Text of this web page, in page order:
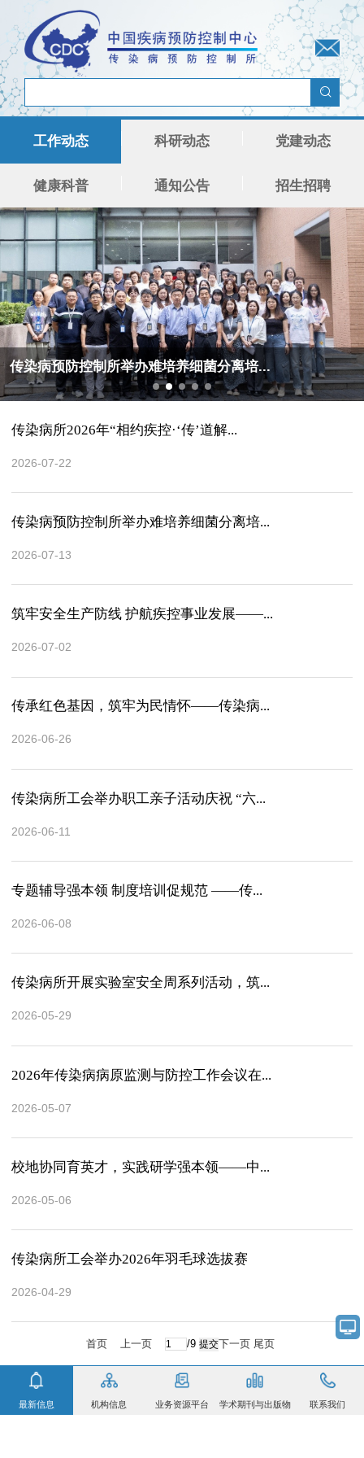
工作动态 科研动态 党建动态
健康科普 通知公告 招生招聘
传染病预防控制所举办难培养细菌分离培...
传染病所2026年“相约疾控·‘传’道解...
2026-07-22
传染病预防控制所举办难培养细菌分离培...
2026-07-13
筑牢安全生产防线 护航疾控事业发展——...
2026-07-02
传承红色基因，筑牢为民情怀——传染病...
2026-06-26
传染病所工会举办职工亲子活动庆祝 “六...
2026-06-11
专题辅导强本领 制度培训促规范 ——传...
2026-06-08
传染病所开展实验室安全周系列活动，筑...
2026-05-29
2026年传染病病原监测与防控工作会议在...
2026-05-07
校地协同育英才，实践研学强本领——中...
2026-05-06
传染病所工会举办2026年羽毛球选拔赛
2026-04-29
首页 上一页 /9 下一页 尾页
最新信息 机构信息 业务资源平台 学术期刊与出版物 联系我们